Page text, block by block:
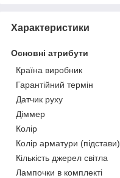
Характеристики
Основні атрибути
Країна виробник
Гарантійний термін
Датчик руху
Діммер
Колір
Колір арматури (підстави)
Кількість джерел світла
Лампочки в комплекті